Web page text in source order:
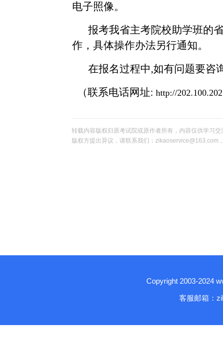
电子照像。
报考我省主考院校助学班的
作，具体操作办法另行通知。
在报名过程中,如有问题要咨
（联系电话网址:http://
转载内容版权归原考试院或原作者所有，内容仅供学习
版权方提出异议，请联系我们：zikaoservice@163.com
Copyright 2003-2024
客服邮箱：